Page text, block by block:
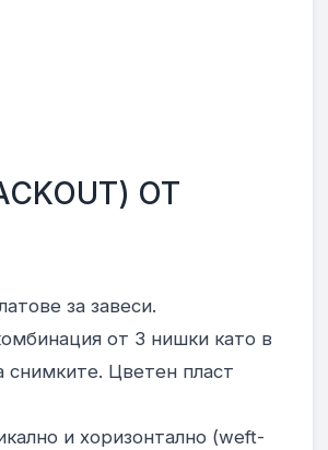
ОТ
за завеси.
от 3 нишки като в
Цветен пласт
и хоризонтално (weft-